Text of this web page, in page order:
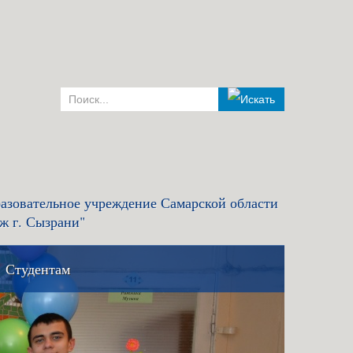
учреждение Самарской области
г. Сызрани"
и правила
Студентам
Льготный кредит на образование